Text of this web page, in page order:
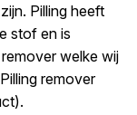
Pilling heeft
stof en is
welke wij
remover